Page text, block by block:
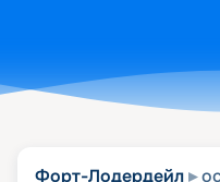
Форт-Лодердейл